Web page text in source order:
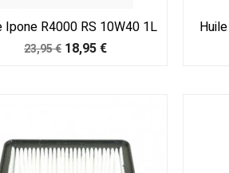
Ipone R4000 RS 10W40 1L
Prix
23,95 € Prix
18,95 €